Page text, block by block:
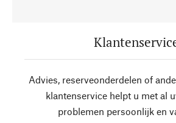
Advies, reserveonderdelen of
klantenservice helpt u met al
problemen persoonlijk en